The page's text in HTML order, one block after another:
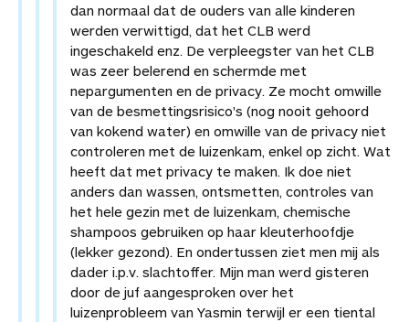
dan normaal dat de ouders van alle kinderen
werden verwittigd, dat het CLB werd
ingeschakeld enz. De verpleegster van het CLB
was zeer belerend en schermde met
nepargumenten en de privacy. Ze mocht omwille
van de besmettingsrisico's (nog nooit gehoord
van kokend water) en omwille van de privacy niet
controleren met de luizenkam, enkel op zicht. Wat
heeft dat met privacy te maken. Ik doe niet
anders dan wassen, ontsmetten, controles van
het hele gezin met de luizenkam, chemische
shampoos gebruiken op haar kleuterhoofdje
(lekker gezond). En ondertussen ziet men mij als
dader i.p.v. slachtoffer. Mijn man werd gisteren
door de juf aangesproken over het
luizenprobleem van Yasmin terwijl er een tiental